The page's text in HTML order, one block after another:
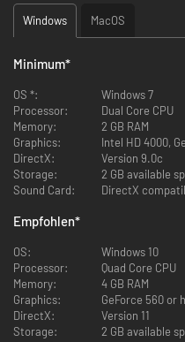
Du bist der Big Boss und es ist an
Miniaturfabrik zu übernehmen.
deine Arbeiter, kaufe
Produktionslinien, um deine
Unbegrenztes
Nur keine Hektik! Es ist ein
ausprobieren kannst bis alles
vorstellst. Liefere gefragte
wechselnden Markt. Wähle aus
jedes mit unterschiedlichen
Keine zwei Fabriken werden
Windows MacOS
Minimum*
OS *:
Windows 7
Processor:
Dual Core CPU
Memory:
2 GB RAM
Graphics:
Intel HD 4000,
DirectX:
Version 9.0c
Storage:
2 GB available
Sound Card:
DirectX
Empfohlen*
OS:
Windows 10
Processor:
Quad Core CPU
Memory:
4 GB RAM
Graphics:
GeForce 560 or
DirectX:
Version 11
Storage:
2 GB available